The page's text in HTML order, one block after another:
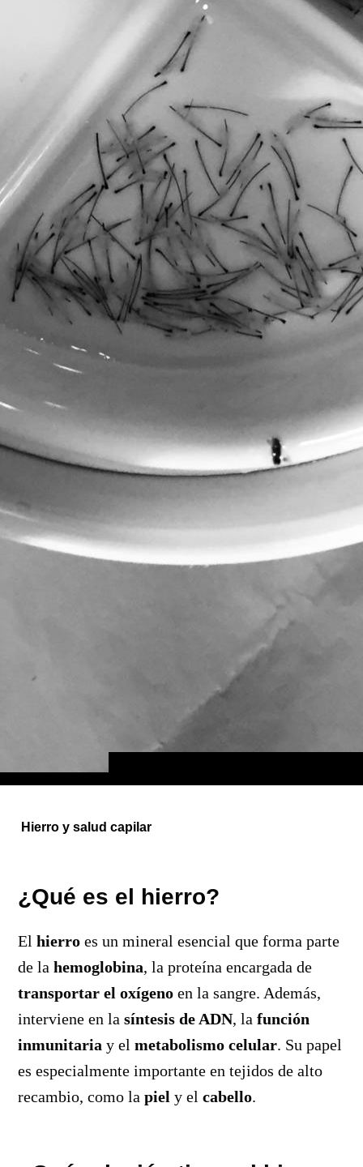
Hierro y salud capilar
¿Qué es el hierro?
Elhierro es un mineral esencial que forma parte
de lahemoglobina, la proteína encargada de
transportar el oxígeno en la sangre. Además,
interviene en lasíntesis de ADN, la función
inmunitaria y elmetabolismo celular. Su papel
es especialmente importante en tejidos de alto
recambio, como lapiel y elcabello.